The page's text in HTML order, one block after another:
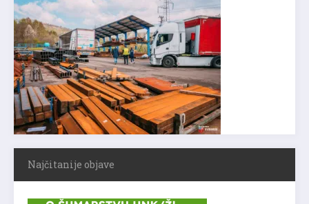
Najčitanije objave